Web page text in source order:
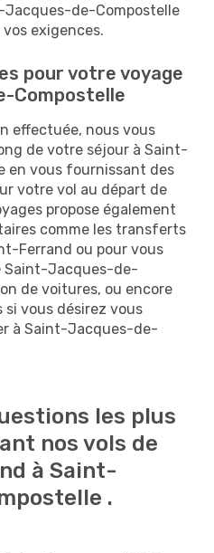
de-Compostelle
vos exigences.
pour votre voyage
Compostelle
effectuée, nous vous
de votre séjour à Saint-
en vous fournissant des
votre vol au départ de
propose également
comme les transferts
Ferrand ou pour vous
Saint-Jacques-de-
de voitures, ou encore
vous désirez vous
à Saint-Jacques-de-
les plus
nos vols de
à Saint-
.